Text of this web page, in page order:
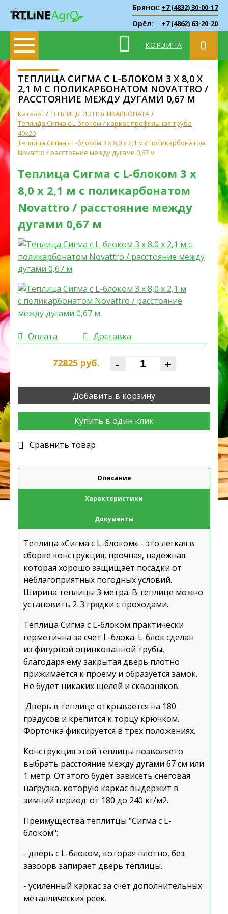
Брянск: +7 (4832) 30-00-17
Орёл:
+7 (4862) 63-20-20
КОРЗИНА 0
ТЕПЛИЦА СИГМА С L-БЛОКОМ 3 X 8,0 X
2,1 М С ПОЛИКАРБОНАТОМ NOVATTRO /
РАССТОЯНИЕ МЕЖДУ ДУГАМИ 0,67 М
Каталог
ТЕПЛИЦЫ ИЗ ПОЛИКАРБОНАТА
Теплица Сигма с L-блоком / каркас профильная труба
40х20
Теплица Сигма с L-блоком 3 x 8,0 x 2,1 м с поликарбонатом
Novattro / расстояние между дугами 0,67 м
Теплица Сигма с L-блоком 3 x
8,0 x 2,1 м с поликарбонатом
Novattro / расстояние между
дугами 0,67 м
Оплата Доставка
72825руб. - +
Добавить в корзину
Купить в один клик
Cравнить товар
Описание
Характеристики
Документы
Теплица «Сигма с L-блоком» - это легкая в
сборке конструкция, прочная, надежная.
которая хорошо защищает посадки от
неблагоприятных погодных условий.
Ширина теплицы 3 метра. В теплице можно
установить 2-3 грядки с проходами.
Теплица Сигма с L-блоком практически
герметична за счет L-блока. L-блок сделан
из фигурной оцинкованной трубы,
благодаря ему закрытая дверь плотно
прижимается к проему и образуется замок.
Не будет никаких щелей и сквозняков.
Дверь в теплице открывается на 180
градусов и крепится к торцу крючком.
Форточка фиксируется в трех положениях.
Конструкция этой теплицы позволяето
выбрать расстояние между дугами 67 см или
1 метр. От этого будет зависеть снеговая
нагрузка, которую каркас выдержит в
зимний период: от 180 до 240 кг/м2.
Преимущества теплитцы "Сигма с L-
блоком":
- дверь с L-блоком, которая плотно, без
зазоорв запирает дверь теплицы.
- усиленный каркас за счет дополнительных
металлических реек.